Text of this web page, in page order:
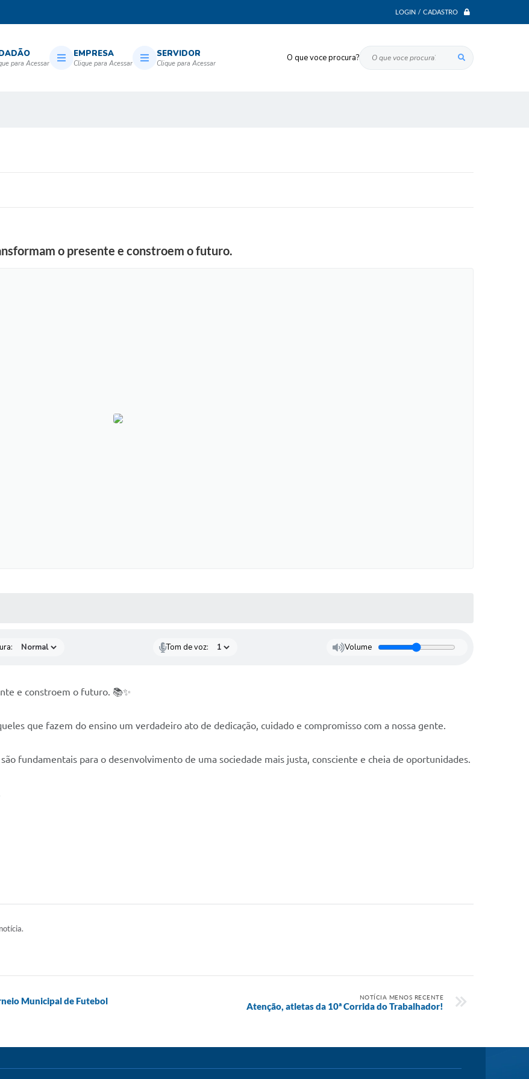
LOGIN / CADASTRO
O que voce procura?
EMPRESA SERVIDOR
o presente e constroem o futuro.
Tom de voz: Volume
e constroem o futuro. 📚✨
que fazem do ensino um verdadeiro ato de dedicação, cuidado e compromisso com a nossa gente.
fundamentais para o desenvolvimento de uma sociedade mais justa, consciente e cheia de oportunidades.
Municipal de Futebol
NOTÍCIA MENOS RECENTE
Atenção, atletas da 10ª Corrida do Trabalhador!